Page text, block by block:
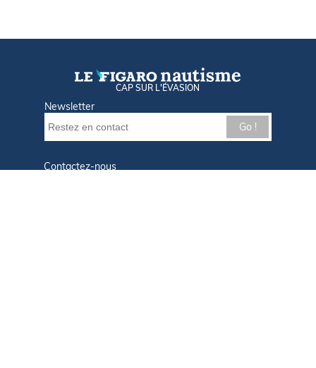
CAP SUR L'ÉVASION
Newsletter
Go !
Contactez-nous